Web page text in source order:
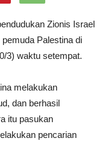
Zionis Israel
Palestina di
3) waktu setempat.
melakukan
dan berhasil
itu pasukan
pencarian